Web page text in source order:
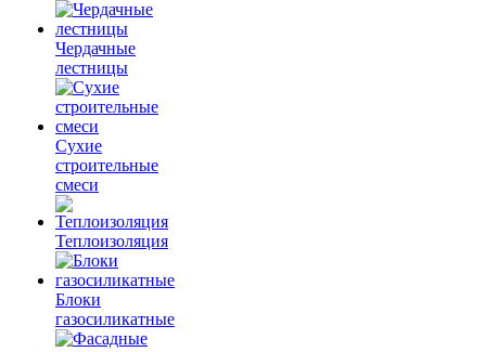
Чердачные
лестницы
Сухие
строительные
смеси
Теплоизоляция
Блоки
газосиликатные